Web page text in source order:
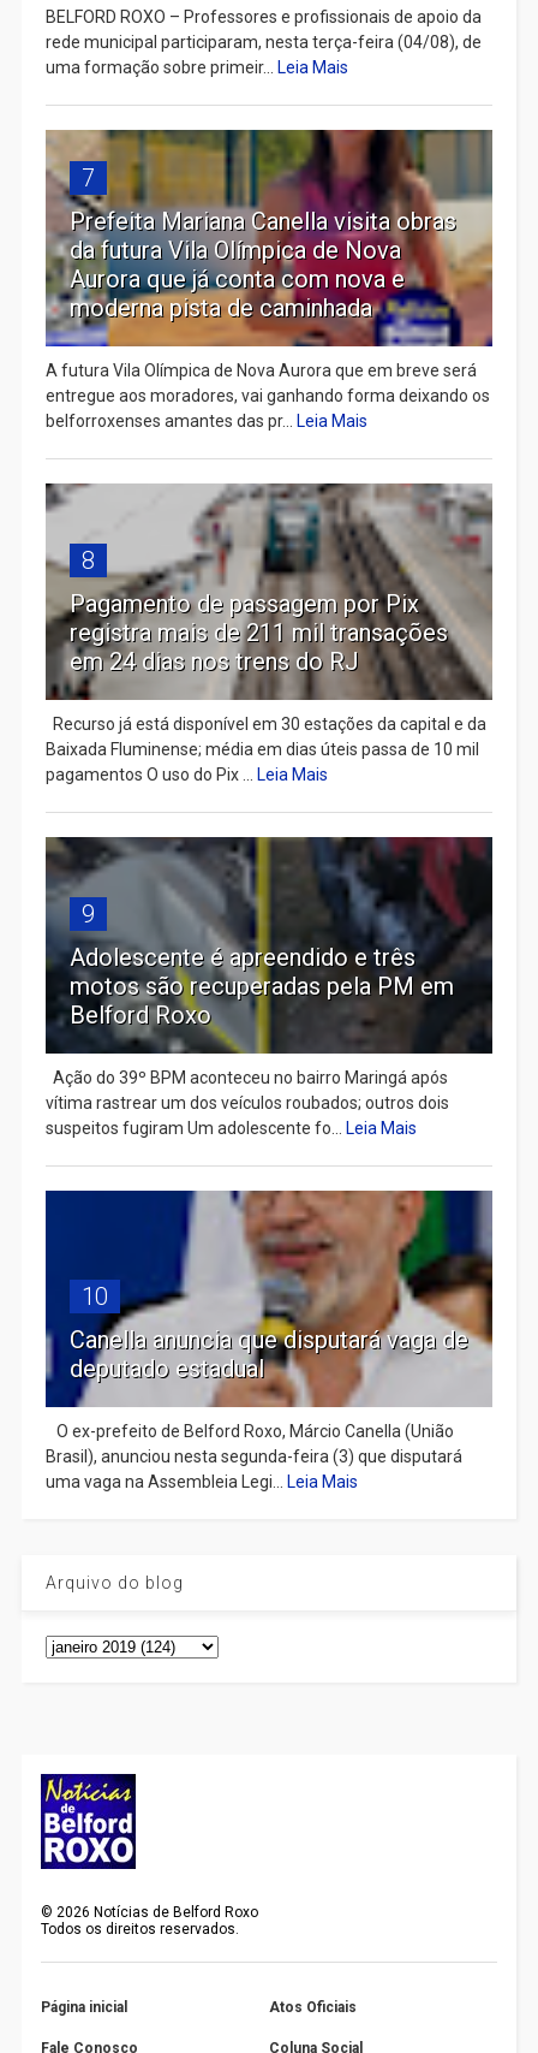
BELFORD ROXO – Professores e profissionais de apoio da
rede municipal participaram, nesta terça-feira (04/08), de
uma formação sobre primeir...
Leia Mais
7
Prefeita Mariana Canella visita obras
da futura Vila Olímpica de Nova
Aurora que já conta com nova e
moderna pista de caminhada
A futura Vila Olímpica de Nova Aurora que em breve será
entregue aos moradores, vai ganhando forma deixando os
belforroxenses amantes das pr...
Leia Mais
8
Pagamento de passagem por Pix
registra mais de 211 mil transações
em 24 dias nos trens do RJ
Recurso já está disponível em 30 estações da capital e da
Baixada Fluminense; média em dias úteis passa de 10 mil
pagamentos O uso do Pix ...
Leia Mais
9
Adolescente é apreendido e três
motos são recuperadas pela PM em
Belford Roxo
Ação do 39º BPM aconteceu no bairro Maringá após
vítima rastrear um dos veículos roubados; outros dois
suspeitos fugiram Um adolescente fo...
Leia Mais
10
Canella anuncia que disputará vaga de
deputado estadual
​ O ex-prefeito de Belford Roxo, Márcio Canella (União
Brasil), anunciou nesta segunda-feira (3) que disputará
uma vaga na Assembleia Legi...
Leia Mais
Arquivo do blog
©2026 Notícias de Belford Roxo
Todos os direitos reservados.
Página inicial Atos Oficiais
Fale Conosco Coluna Social